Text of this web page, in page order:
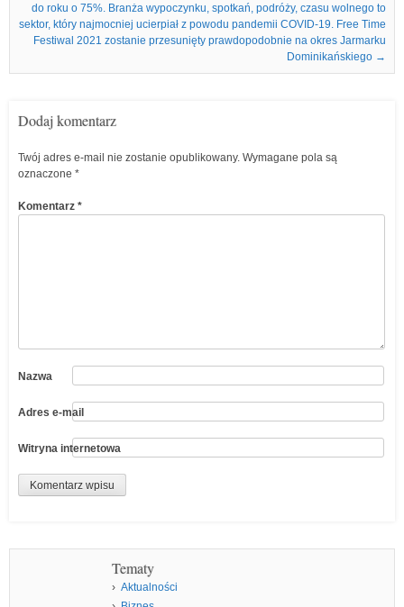
do roku o 75%. Branża wypoczynku, spotkań, podróży, czasu wolnego to
sektor, który najmocniej ucierpiał z powodu pandemii COVID-19. Free Time
Festiwal 2021 zostanie przesunięty prawdopodobnie na okres Jarmarku
Dominikańskiego →
Dodaj komentarz
Twój adres e-mail nie zostanie opublikowany. Wymagane pola są
oznaczone *
Komentarz *
Nazwa
Adres e-mail
Witryna internetowa
Tematy
Aktualności